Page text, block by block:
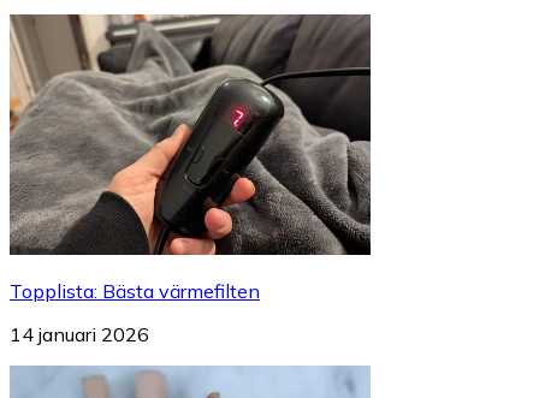
Topplista: Bästa värmefilten
14 januari 2026